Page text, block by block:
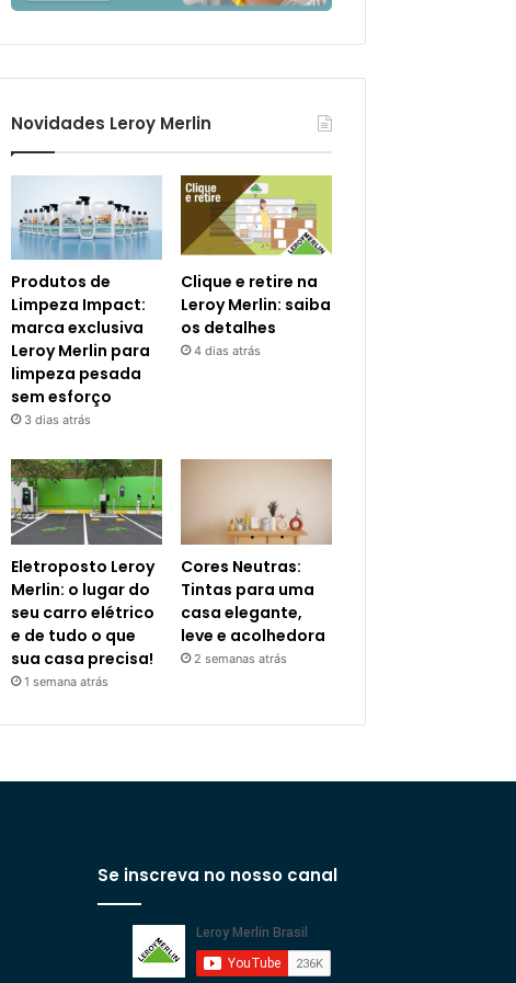
Novidades Leroy Merlin
Produtos de
Limpeza Impact:
marca exclusiva
Leroy Merlin para
limpeza pesada
sem esforço
3 dias atrás
Clique e retire na
Leroy Merlin: saiba
os detalhes
4 dias atrás
Eletroposto Leroy
Merlin: o lugar do
seu carro elétrico
e de tudo o que
sua casa precisa!
1 semana atrás
Cores Neutras:
Tintas para uma
casa elegante,
leve e acolhedora
2 semanas atrás
Se inscreva no nosso canal